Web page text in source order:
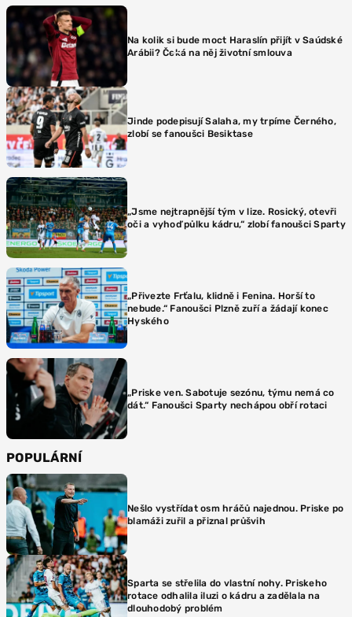
Na kolik si bude moct Haraslín přijít v Saúdské
Arábii? Čeká na něj životní smlouva
Jinde podepisují Salaha, my trpíme Černého,
zlobí se fanoušci Besiktase
„Jsme nejtrapnější tým v lize. Rosický, otevři
oči a vyhoď půlku kádru,“ zlobí fanoušci Sparty
„Přivezte Frťalu, klidně i Fenina. Horší to
nebude.“ Fanoušci Plzně zuří a žádají konec
Hyského
„Priske ven. Sabotuje sezónu, týmu nemá co
dát.“ Fanoušci Sparty nechápou obří rotaci
POPULÁRNÍ
Nešlo vystřídat osm hráčů najednou. Priske po
blamáži zuřil a přiznal průšvih
Sparta se střelila do vlastní nohy. Priskeho
rotace odhalila iluzi o kádru a zadělala na
dlouhodobý problém